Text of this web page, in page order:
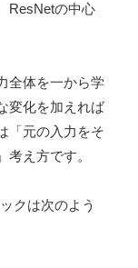
ResNetの中心
全体を一から学
変化を加えれば
「元の入力をそ
え方です。
クは次のよう